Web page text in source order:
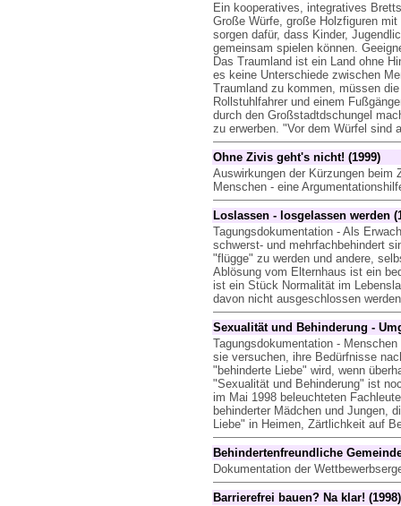
Ein kooperatives, integratives
Große Würfe, große Holzfiguren
sorgen dafür, dass Kinder,
gemeinsam spielen können.
Das Traumland ist ein Land ohne
es keine Unterschiede zwischen
Traumland zu kommen, müssen
Rollstuhlfahrer und einem
durch den Großstadtdschungel
zu erwerben. "Vor dem Würfel sind
Ohne Zivis geht's nicht! (1999)
Auswirkungen der Kürzungen beim
Menschen - eine
Loslassen - losgelassen werden
Tagungsdokumentation - Als
schwerst- und mehrfachbehindert
"flügge" zu werden und andere,
Ablösung vom Elternhaus ist ein
ist ein Stück Normalität im
davon nicht ausgeschlossen
Sexualität und Behinderung -
Tagungsdokumentation -
sie versuchen, ihre Bedürfnisse
"behinderte Liebe" wird, wenn
"Sexualität und Behinderung" ist
im Mai 1998 beleuchteten
behinderter Mädchen und Jungen,
Liebe" in Heimen, Zärtlichkeit auf
Behindertenfreundliche
Dokumentation der
Barrierefrei bauen? Na klar! (1998)